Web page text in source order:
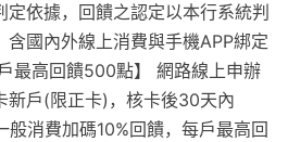
依據，回饋之認定以本行系統判
含國內外線上消費與手機APP綁定
最高回饋500點】 網路線上申辦
新戶(限正卡)，核卡後30天內
消費加碼10%回饋，每戶最高回